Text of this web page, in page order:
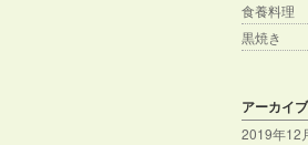
食養料理
黒焼き
アーカイブ
2019年12